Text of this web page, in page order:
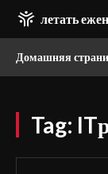
летать
Домашняя
Tag: